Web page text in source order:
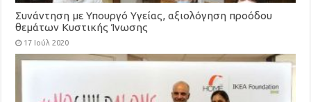
Συνάντηση με Υπουργό Υγείας, αξιολόγηση προόδου
θεμάτων Κυστικής Ίνωσης
17 Ιούλ 2020